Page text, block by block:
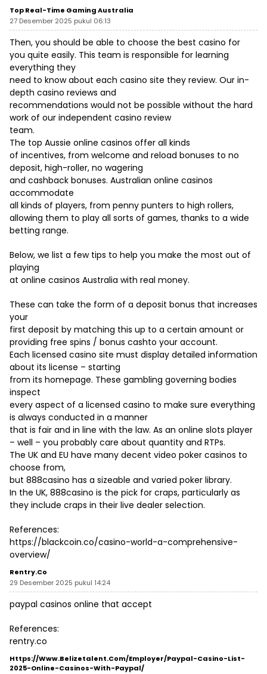
Top Real-Time Gaming Australia
27 Desember 2025 pukul 06:13
Then, you should be able to choose the best casino for
you quite easily. This team is responsible for learning
everything they
need to know about each casino site they review. Our in-
depth casino reviews and
recommendations would not be possible without the hard
work of our independent casino review
team.
The top Aussie online casinos offer all kinds
of incentives, from welcome and reload bonuses to no
deposit, high-roller, no wagering
and cashback bonuses. Australian online casinos
accommodate
all kinds of players, from penny punters to high rollers,
allowing them to play all sorts of games, thanks to a wide
betting range.
Below, we list a few tips to help you make the most out of
playing
at online casinos Australia with real money.
These can take the form of a deposit bonus that increases
your
first deposit by matching this up to a certain amount or
providing free spins / bonus cashto your account.
Each licensed casino site must display detailed information
about its license – starting
from its homepage. These gambling governing bodies
inspect
every aspect of a licensed casino to make sure everything
is always conducted in a manner
that is fair and in line with the law. As an online slots player
– well – you probably care about quantity and RTPs.
The UK and EU have many decent video poker casinos to
choose from,
but 888casino has a sizeable and varied poker library.
In the UK, 888casino is the pick for craps, particularly as
they include craps in their live dealer selection.
References:
https://blackcoin.co/casino-world-a-comprehensive-
overview/
Rentry.co
29 Desember 2025 pukul 14:24
paypal casinos online that accept
References:
rentry.co
Https://www.belizetalent.com/employer/paypal-Casino-List-
2025-Online-Casinos-With-Paypal/